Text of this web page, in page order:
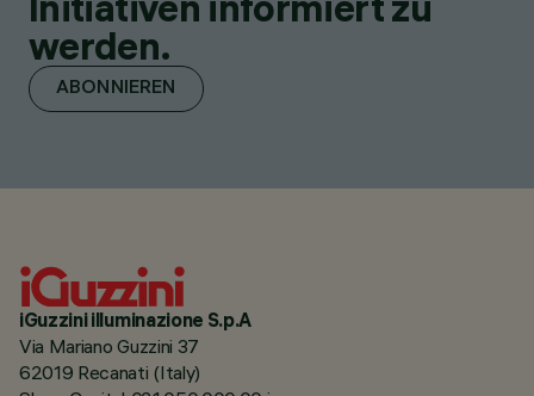
werden.
ABONNIEREN
iGuzzini illuminazione S.p.A
Via Mariano Guzzini 37
62019 Recanati (Italy)